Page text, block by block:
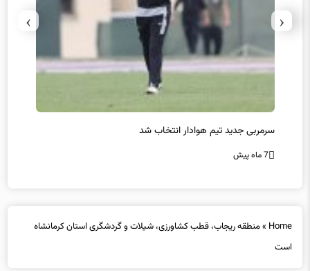
پیروزی اینتر برای تثبیت صدرنشینی/ افزایش فاصله با ناپولی
7 ماه پیش
‹
›
Home
»منطقه ریجاب، قطب کشاورزی، شیلات و گردشگری استان کرمانشاه
است